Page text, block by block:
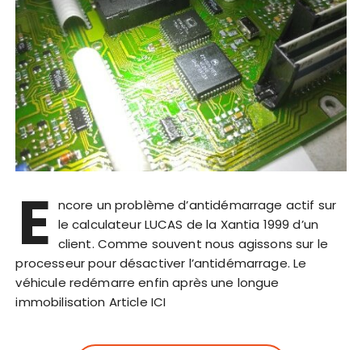
E ncore un problème d’antidémarrage actif sur
le calculateur LUCAS de la Xantia 1999 d’un
client. Comme souvent nous agissons sur le
processeur pour désactiver l’antidémarrage. Le
véhicule redémarre enfin après une longue
immobilisation Article ICI